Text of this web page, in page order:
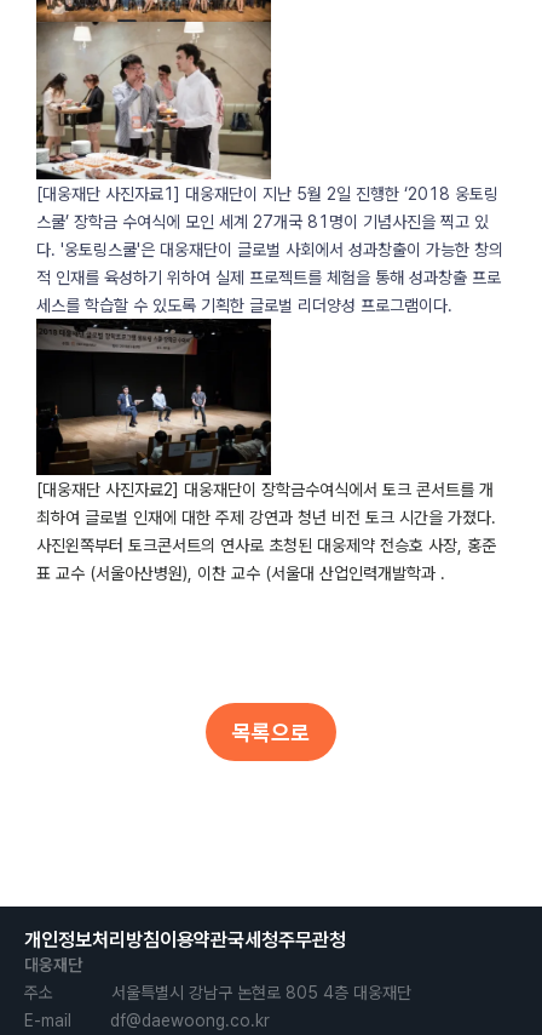
[대웅재단 사진자료1] 대웅재단이 지난 5월 2일 진행한 ‘2018 웅토링
스쿨’ 장학금 수여식에 모인 세계 27개국 81명이 기념사진을 찍고 있
다. '웅토링스쿨'은 대웅재단이 글로벌 사회에서 성과창출이 가능한 창의
적 인재를 육성하기 위하여 실제 프로젝트를 체험을 통해 성과창출 프로
세스를 학습할 수 있도록 기획한 글로벌 리더양성 프로그램이다.
[대웅재단 사진자료2] 대웅재단이 장학금수여식에서 토크 콘서트를 개
최하여 글로벌 인재에 대한 주제 강연과 청년 비전 토크 ​시간을 가졌다.
사진왼쪽부터 토크콘서트의 연사로 초청된 대웅제약 전승호 사장, 홍준
표 교수 (서울아산병원), 이찬 교수 (서울대 산업인력개발학과 .
목록으로
개인정보처리방침이용약관국세청주무관청
대웅재단
주소            서울특별시 강남구 논현로 805 4층 대웅재단
E-mail        df@daewoong.co.kr